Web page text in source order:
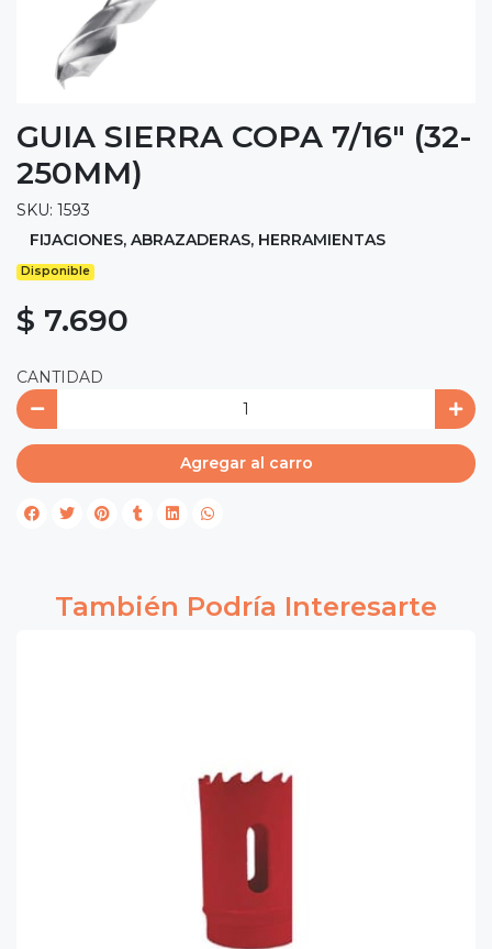
GUIA SIERRA COPA 7/16" (32-
250MM)
SKU: 1593
FIJACIONES, ABRAZADERAS, HERRAMIENTAS
Disponible
$ 7.690
CANTIDAD
Agregar al carro
También Podría Interesarte